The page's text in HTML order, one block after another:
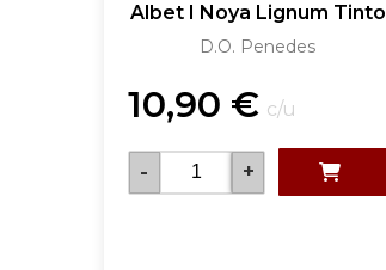
Albet I Noya Lignum Tinto
D.O. Penedes
10,90 € c/u
- +